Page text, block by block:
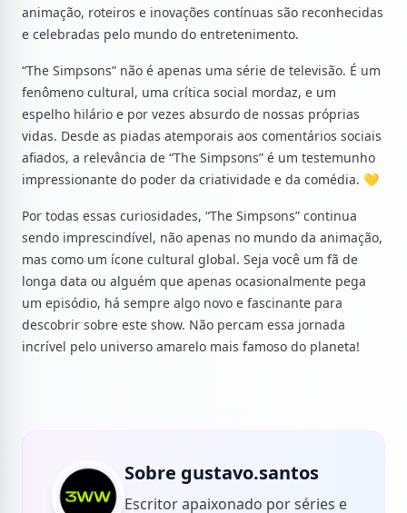
animação, roteiros e inovações contínuas são reconhecidas
e celebradas pelo mundo do entretenimento.
“The Simpsons” não é apenas uma série de televisão. É um
fenômeno cultural, uma crítica social mordaz, e um
espelho hilário e por vezes absurdo de nossas próprias
vidas. Desde as piadas atemporais aos comentários sociais
afiados, a relevância de “The Simpsons” é um testemunho
impressionante do poder da criatividade e da comédia. 💛
Por todas essas curiosidades, “The Simpsons” continua
sendo imprescindível, não apenas no mundo da animação,
mas como um ícone cultural global. Seja você um fã de
longa data ou alguém que apenas ocasionalmente pega
um episódio, há sempre algo novo e fascinante para
descobrir sobre este show. Não percam essa jornada
incrível pelo universo amarelo mais famoso do planeta!
Sobre gustavo.santos
Escritor apaixonado por séries e